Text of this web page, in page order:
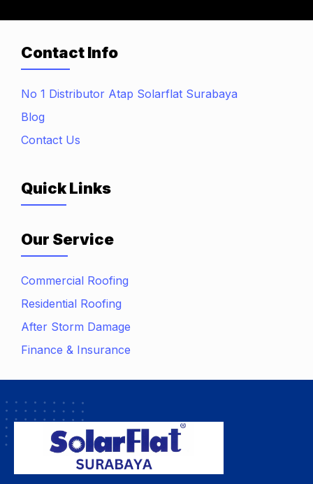
Contact Info
No 1 Distributor Atap Solarflat Surabaya
Blog
Contact Us
Quick Links
Our Service
Commercial Roofing
Residential Roofing
After Storm Damage
Finance & Insurance